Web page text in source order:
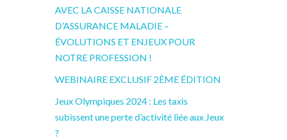
AVEC LA CAISSE NATIONALE
D’ASSURANCE MALADIE –
ÉVOLUTIONS ET ENJEUX POUR
NOTRE PROFESSION !
WEBINAIRE EXCLUSIF 2ÈME ÉDITION
Jeux Olympiques 2024 : Les taxis
subissent une perte d’activité liée aux Jeux
?